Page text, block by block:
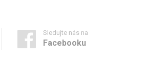
Sledujte nás na
Facebooku